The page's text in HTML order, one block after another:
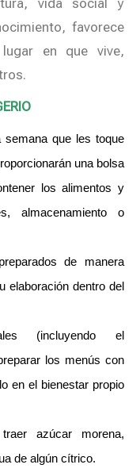
vida social y
favorece
en que vive,
que les toque
una bolsa
los alimentos y
almacenamiento o
de manera
elaboración dentro del
(incluyendo el
los menús con
en el bienestar propio
azúcar morena,
de algún cítrico.